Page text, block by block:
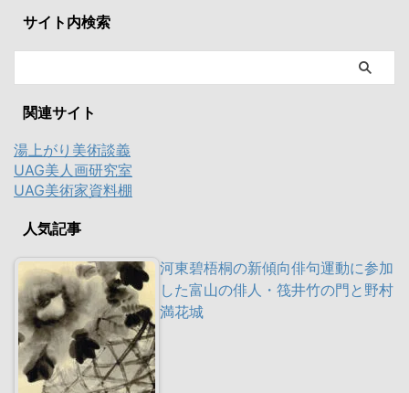
サイト内検索
関連サイト
湯上がり美術談義
UAG美人画研究室
UAG美術家資料棚
人気記事
河東碧梧桐の新傾向俳句運動に参加
した富山の俳人・筏井竹の門と野村
満花城